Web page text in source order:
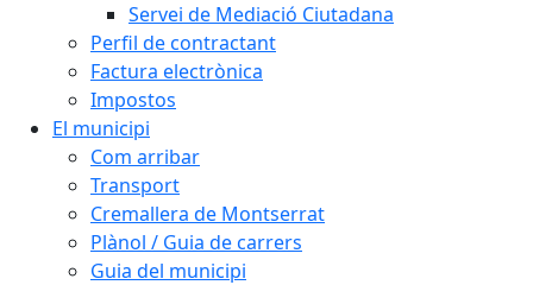
Servei de Mediació Ciutadana
Perfil de contractant
Factura electrònica
Impostos
El municipi
Com arribar
Transport
Cremallera de Montserrat
Plànol / Guia de carrers
Guia del municipi